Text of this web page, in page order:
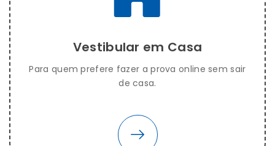
Vestibular em Casa
Para quem prefere fazer a prova online sem sair
de casa.